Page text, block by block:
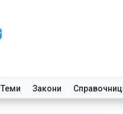
Теми Закони